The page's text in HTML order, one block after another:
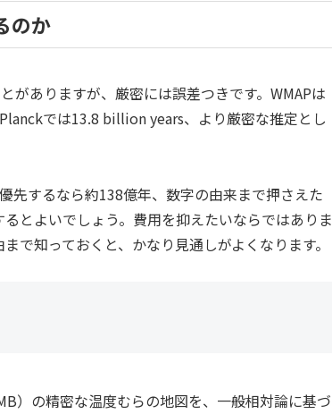
のか
がありますが、厳密には誤差つきです。WMAPは
では13.8 billion years、より厳密な推定とし
先するなら約138億年、数字の由来まで押さえた
とよいでしょう。費用を抑えたいならではありま
で知っておくと、かなり見通しがよくなります。
）の精密な温度むらの地図を、一般相対論に基づ